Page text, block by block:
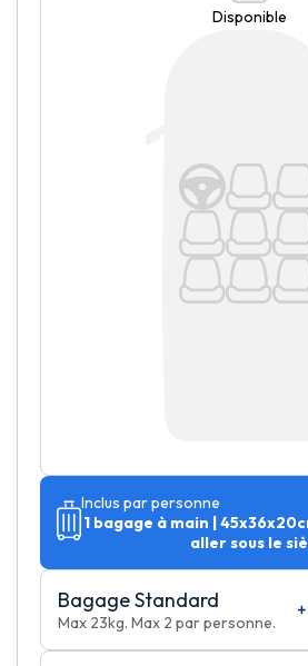
Disponible
Inclus par personne
1 bagage à main |
aller sous le
Bagage Standard
Max 23kg. Max 2 par personne.
+